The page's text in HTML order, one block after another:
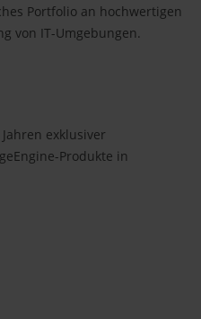
Portfolio an hochwertigen
von IT-Umgebungen.
exklusiver
Produkte in